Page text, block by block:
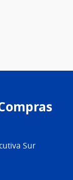
Sur